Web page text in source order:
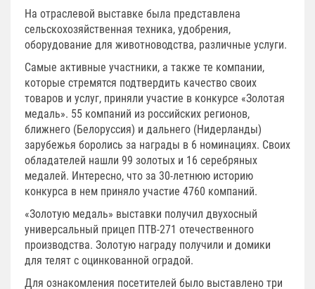
На отраслевой выставке была представлена
сельскохозяйственная техника, удобрения,
оборудование для животноводства, различные услуги.
Самые активные участники, а также те компании,
которые стремятся подтвердить качество своих
товаров и услуг, приняли участие в конкурсе «Золотая
медаль». 55 компаний из российских регионов,
ближнего (Белоруссия) и дальнего (Нидерланды)
зарубежья боролись за награды в 6 номинациях. Своих
обладателей нашли 99 золотых и 16 серебряных
медалей. Интересно, что за 30-летнюю историю
конкурса в нем приняло участие 4760 компаний.
«Золотую медаль» выставки получил двухосный
универсальный прицеп ПТВ-271 отечественного
производства. Золотую награду получили и домики
для телят с оцинкованной оградой.
Для ознакомления посетителей было выставлено три